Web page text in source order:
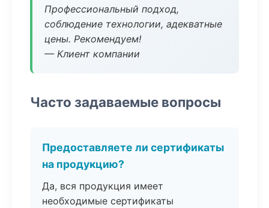
Профессиональный подход,
соблюдение технологии, адекватные
цены. Рекомендуем!
— Клиент компании
Часто задаваемые вопросы
Предоставляете ли сертификаты
на продукцию?
Да, вся продукция имеет
необходимые сертификаты